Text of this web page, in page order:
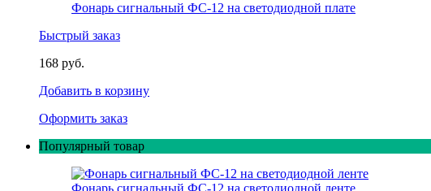
Фонарь сигнальный ФС-12 на светодиодной плате
Быстрый заказ
168 руб.
Добавить в корзину
Оформить заказ
Популярный товар
Фонарь сигнальный ФС-12 на светодиодной ленте